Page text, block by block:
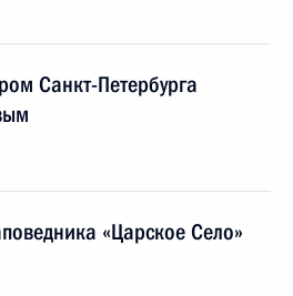
Санкт-Петербурга
«Царское Село»